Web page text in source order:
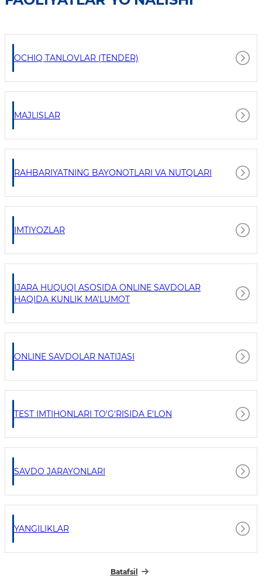
OCHIQ TANLOVLAR (TENDER)
MAJLISLAR
RAHBARIYATNING BAYONOTLARI VA NUTQLARI
IMTIYOZLAR
IJARA HUQUQI ASOSIDA ONLINE SAVDOLAR
HAQIDA KUNLIK MA'LUMOT
ONLINE SAVDOLAR NATIJASI
TEST IMTIHONLARI TO'G'RISIDA E'LON
SAVDO JARAYONLARI
YANGILIKLAR
Batafsil